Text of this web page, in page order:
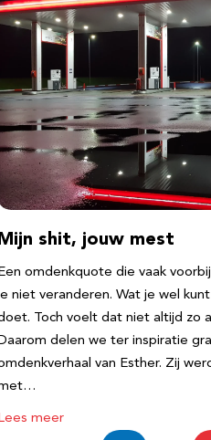
shit, jouw mest
omdenkquote die vaak
niet veranderen. Wat je wel
Toch voelt dat niet altijd zo
delen we ter inspiratie
van Esther. Zij
meer